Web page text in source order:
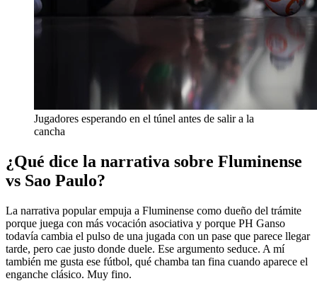
Jugadores esperando en el túnel antes de salir a la
cancha
¿Qué dice la narrativa sobre Fluminense
vs Sao Paulo?
La narrativa popular empuja a Fluminense como dueño del trámite
porque juega con más vocación asociativa y porque PH Ganso
todavía cambia el pulso de una jugada con un pase que parece llegar
tarde, pero cae justo donde duele. Ese argumento seduce. A mí
también me gusta ese fútbol, qué chamba tan fina cuando aparece el
enganche clásico. Muy fino.